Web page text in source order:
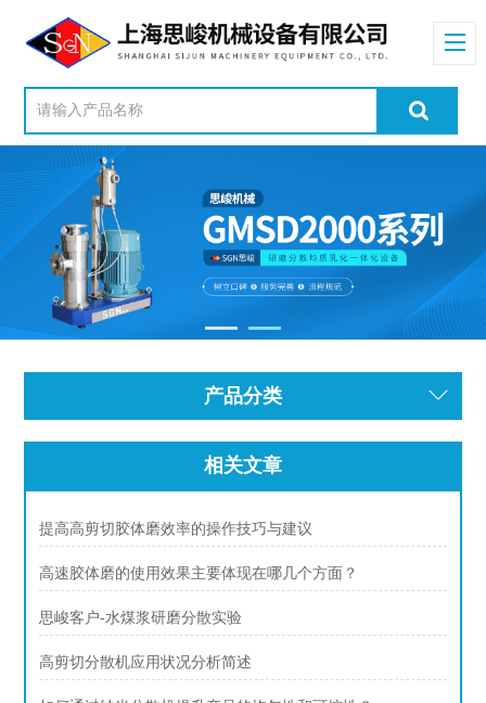
产品分类
相关文章
提高高剪切胶体磨效率的操作技巧与建议
高速胶体磨的使用效果主要体现在哪几个方面？
思峻客户-水煤浆研磨分散实验
高剪切分散机应用状况分析简述